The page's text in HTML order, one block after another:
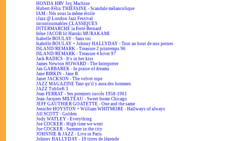
HONDA HRV Joy Machine
Hubert-Félix THIÉFAINE - Scandale mélancolique
IAM - Nés sous la même étoile
iJazz @ London Jazz Festival
incontournables CLASSIQUES
INTERMARCHÉ la Ferté Bernard
Irène JACOB lit Haruki MURAKAMI
Isabelle BOULAY - Sans toi
Isabelle BOULAY + Johnny HALLYDAY - Tout au bout de nos peines
ISLAND/REMARK - Treasure 2 printemps 96
ISLAND/REMARK - Treasure 4 hiver 97
Jack RADICS - It's in her kiss
James Newton HOWARD - The Interpreter
Jan GARBAREK - In praise of dreams
Jane BIRKIN - Jane B.
Janet JACKSON - The velvet rope
JAZZ MAGAZINE Tant qu'il y aura des hommes
JAZZ Tublieft 3
Jean FERRAT - Ses premiers succès 1958-1961
Jean-Jacques MILTEAU - Sweet home Chicago
JEFF GAUTHIER GOATETTE - One and the same
Jennifer HOYSTON + William WHITMORE - Hallways of always
Jill SCOTT - Golden
Jody WATLEY - Everything
Joe COCKER - High time we went
Joe COCKER - Summer in the city
JOHNNIE & JAZZ - Live in Paris
Johnny HALLYDAY - 10 titres de légende